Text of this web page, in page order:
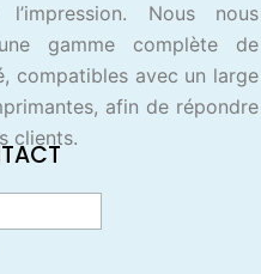
Nous nous
gamme complète de
compatibles avec un large
afin de répondre
clients.